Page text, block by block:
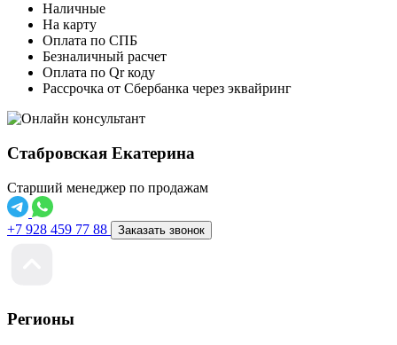
Наличные
На карту
Оплата по СПБ
Безналичный расчет
Оплата по Qr коду
Рассрочка от Сбербанка через эквайринг
Стабровская Екатерина
Старший менеджер по продажам
+7 928 459 77 88 Заказать звонок
Регионы